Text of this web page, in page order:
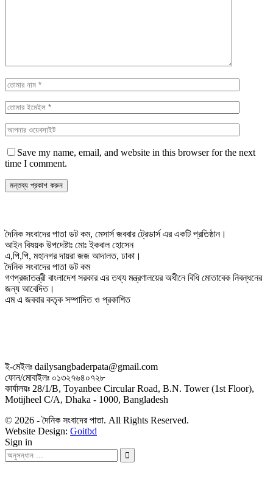
Save my name, email, and website in this browser for the next
time I comment.
দৈনিক সংবাদের পাতা ডট কম, মেসার্স জববার ট্রেডার্স এর একটি প্রতিষ্ঠান।
আইন বিষয়ক উপদেষ্টাঃ মোঃ ইকবাল হোসেন
এ,পি,পি, মহানগর দায়রা জজ আদালত, ঢাকা।
দৈনিক সংবাদের পাতা ডট কম
গণপ্রজাতন্ত্রী বাংলাদেশ সরকার এর তথ্য মন্ত্রণালয়ের অধীনে বিধি মোতাবেক নিবন্ধনের
জন্য আবেদিত।
এম এ জববার কতৃক সম্পাদিত ও প্রকাশিত
ই-মেইলঃ dailysangbaderpata@gmail.com
ফোন/মোবাইলঃ ০১৩২৭৬৪০৭২৮
কার্যালয়ঃ 28/1/B, Toyanbee Circular Road, B.N. Tower (1st Floor),
Motijheel C/A, Dhaka - 1000, Bangladesh
© 2026 - দৈনিক সংবাদের পাতা. All Rights Reserved.
Website Design: Goitbd
Sign in